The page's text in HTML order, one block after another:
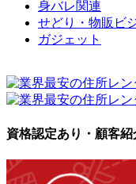
身バレ関連
せどり・物販ビ
ガジェット
資格認定あり・顧客